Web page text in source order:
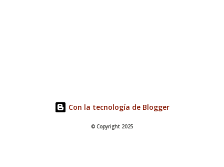
Con la tecnología de Blogger
© Copyright 2025